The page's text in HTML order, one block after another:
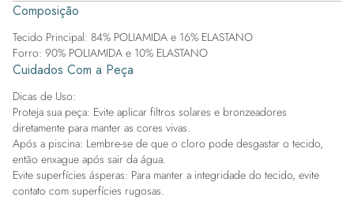
Experimente essa peça versátil e elegante e descubra
novas formas de styling além da praia.
Composição
Tecido Principal: 84% POLIAMIDA e 16% ELASTANO
Forro: 90% POLIAMIDA e 10% ELASTANO
Cuidados Com a Peça
Dicas de Uso:
Proteja sua peça: Evite aplicar filtros solares e bronzeadores
diretamente para manter as cores vivas.
Após a piscina: Lembre-se de que o cloro pode desgastar o tecido,
então enxague após sair da água.
Evite superfícies ásperas: Para manter a integridade do tecido, evite
contato com superfícies rugosas.